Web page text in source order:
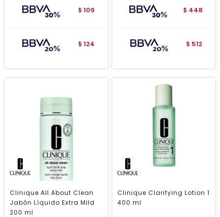
$ 109
$ 124
$ 448
$ 512
Clinique All About Clean
Jabón Líquido Extra Mild
200 ml
Clinique Clarifying Lotion 1
400 ml